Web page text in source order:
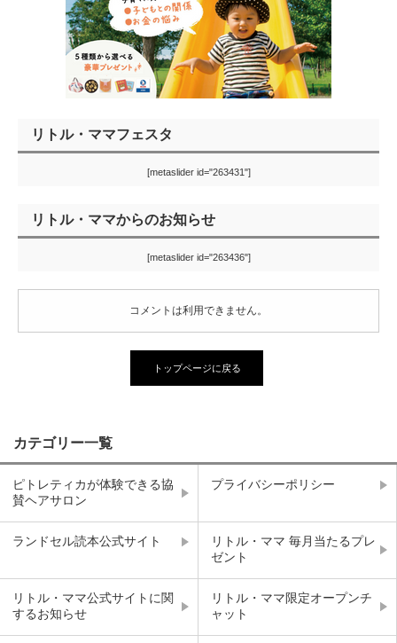
リトル・ママフェスタ
[metaslider id="263431"]
リトル・ママからのお知らせ
[metaslider id="263436"]
コメントは利用できません。
トップページに戻る
カテゴリー一覧
ピトレティカが体験できる協
賛ヘアサロン
プライバシーポリシー
ランドセル読本公式サイト
リトル・ママ 毎月当たるプレ
ゼント
リトル・ママ公式サイトに関
するお知らせ
リトル・ママ限定オープンチ
ャット